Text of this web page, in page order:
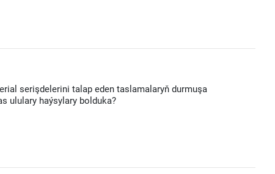
serişdelerini talap eden taslamalaryň durmuşa
ululary haýsylary bolduka?